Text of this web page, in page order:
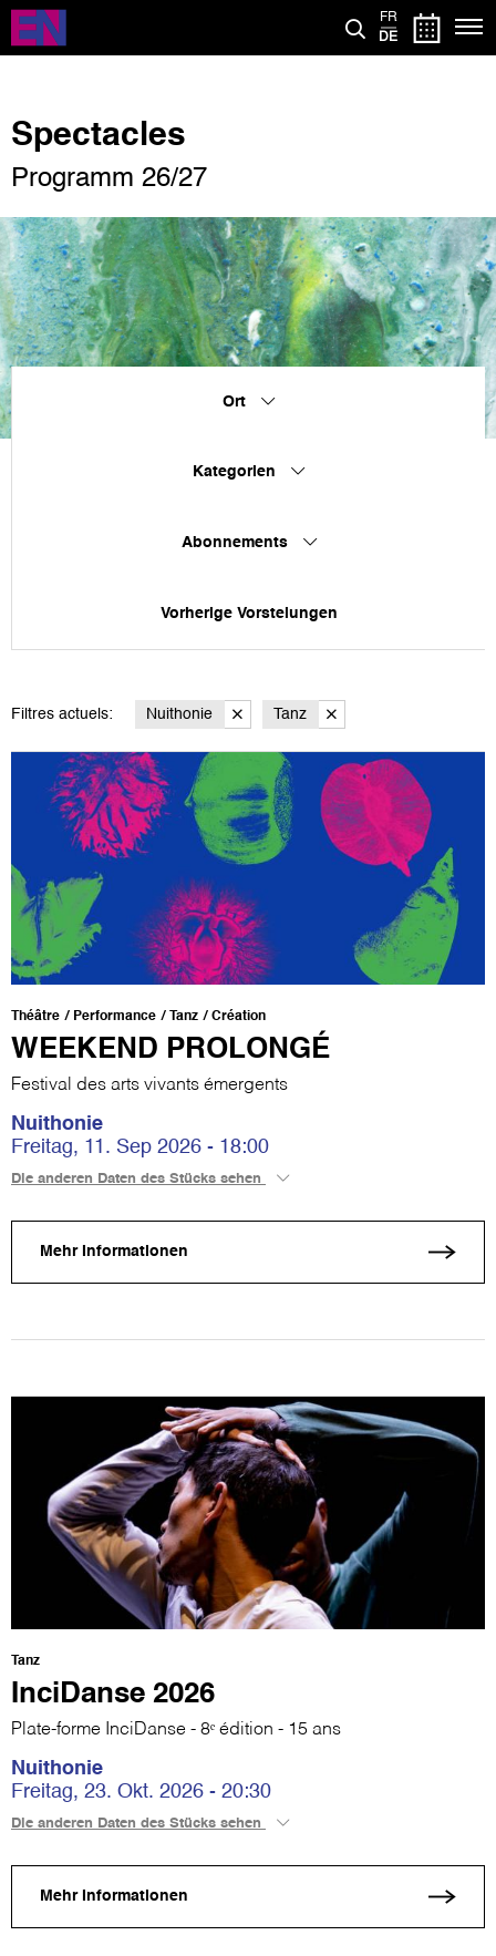
Direkt
zum
Inhalt
FR
DE
Spectacles
Programm 26/27
Ort
Kategorien
Abonnements
Vorherige Vorstelungen
Filtres actuels: Nuithonie Tanz
Théâtre Performance Tanz Création
WEEKEND PROLONGÉ
Festival des arts vivants émergents
Nuithonie
Freitag, 11. Sep 2026 - 18:00
Die anderen Daten des Stücks sehen
Mehr Informationen
Tanz
InciDanse 2026
Plate-forme InciDanse - 8ᵉ édition - 15 ans
Nuithonie
Freitag, 23. Okt. 2026 - 20:30
Die anderen Daten des Stücks sehen
Mehr Informationen